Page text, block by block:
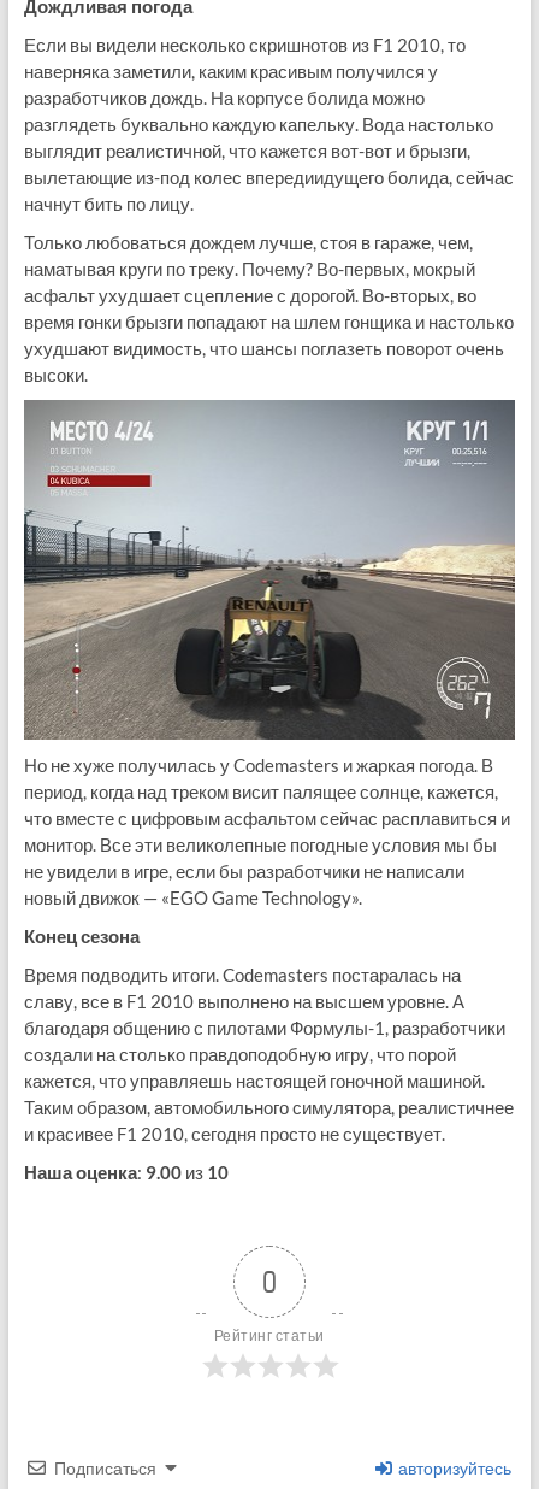
Дождливая погода
Если вы видели несколько скришнотов из F1 2010, то
наверняка заметили, каким красивым получился у
разработчиков дождь. На корпусе болида можно
разглядеть буквально каждую капельку. Вода настолько
выглядит реалистичной, что кажется вот-вот и брызги,
вылетающие из-под колес впередиидущего болида, сейчас
начнут бить по лицу.
Только любоваться дождем лучше, стоя в гараже, чем,
наматывая круги по треку. Почему? Во-первых, мокрый
асфальт ухудшает сцепление с дорогой. Во-вторых, во
время гонки брызги попадают на шлем гонщика и настолько
ухудшают видимость, что шансы поглазеть поворот очень
высоки.
Но не хуже получилась у Codemasters и жаркая погода. В
период, когда над треком висит палящее солнце, кажется,
что вместе с цифровым асфальтом сейчас расплавиться и
монитор. Все эти великолепные погодные условия мы бы
не увидели в игре, если бы разработчики не написали
новый движок — «EGO Game Technology».
Конец сезона
Время подводить итоги. Codemasters постаралась на
славу, все в F1 2010 выполнено на высшем уровне. А
благодаря общению с пилотами Формулы-1, разработчики
создали на столько правдоподобную игру, что порой
кажется, что управляешь настоящей гоночной машиной.
Таким образом, автомобильного симулятора, реалистичнее
и красивее F1 2010, сегодня просто не существует.
Наша оценка: 9.00из 10
0
Рейтинг статьи
Подписаться авторизуйтесь